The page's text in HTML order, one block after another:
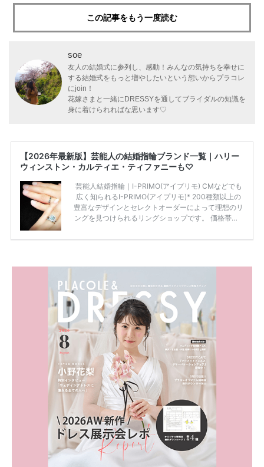
この記事をもう一度読む
soe
友人の結婚式に参列し、感動！みんなの気持ちを幸せに
する結婚式をもっと増やしたいという想いからプラコレ
にjoin！
花嫁さまと一緒にDRESSYを通してブライダルの知識を
身に着けられればな思います♡
【2026年最新版】芸能人の結婚指輪ブランド一覧｜ハリー
ウィンストン・カルティエ・ティファニーも♡
芸能人結婚指輪｜I-PRIMO(アイプリモ) CMなどでも
広く知られるI-PRIMO(アイプリモ)* 200種類以上の
豊富なデザインとセレクトオーダーによって理想のリ
ングを見つけられるリングショップです。 価格帯は2
入が可能♩ コスパ的にも20代の若い夫婦に人気のよ
皆さま、ぜひ📺ご覧ください🙏🏻https://t.co/CqTMZ
Ns4lf… @ntv_penguin pic […]続きを読む